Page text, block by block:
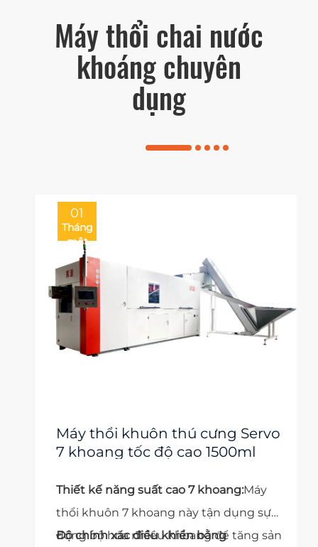
Máy thổi chai nước
khoáng chuyên
dụng
Tháng
một
Máy thổi khuôn thú cưng Servo
7 khoang tốc độ cao 1500ml
Thiết kế năng suất cao 7 khoang:Máy
thổi khuôn 7 khoang này tận dụng sự
đồng bộ hóa nhiều khoang để tăng sản
Độ chính xác điều khiển bằng